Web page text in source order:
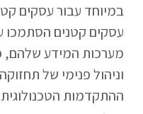
במיוחד עבור עסקים
עסקים קטנים הסתמכו
מערכות המידע שלהם,
וניהול פנימי של
ההתקדמות